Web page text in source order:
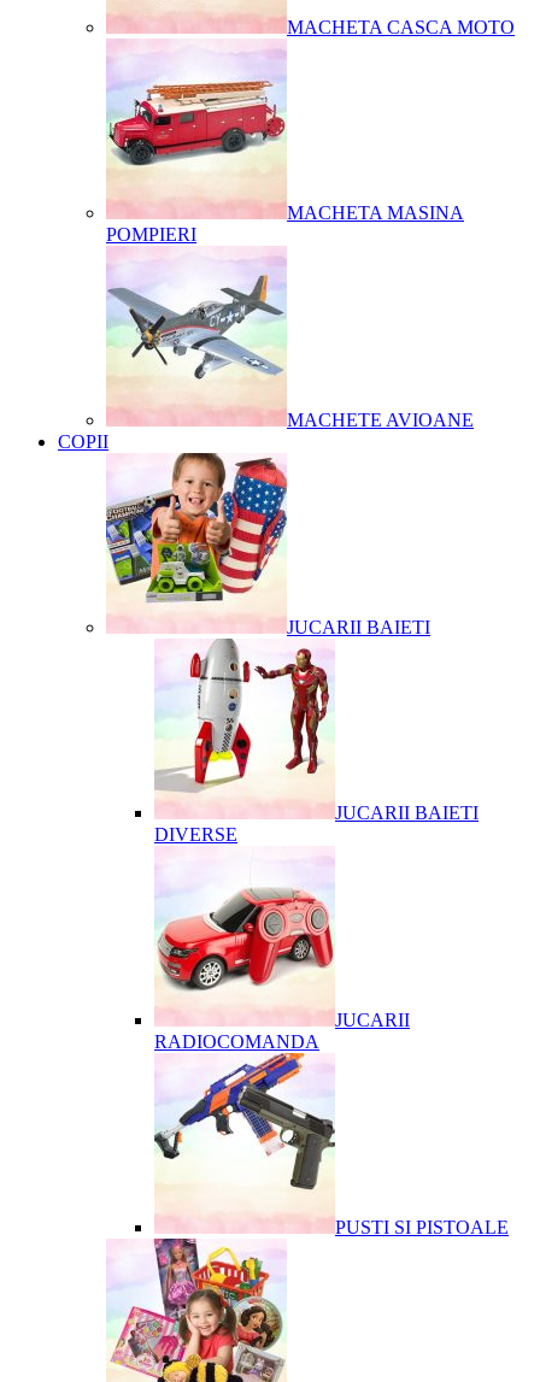
MACHETA CASCA MOTO
MACHETA MASINA
POMPIERI
MACHETE AVIOANE
COPII
JUCARII BAIETI
JUCARII BAIETI
DIVERSE
JUCARII
RADIOCOMANDA
PUSTI SI PISTOALE